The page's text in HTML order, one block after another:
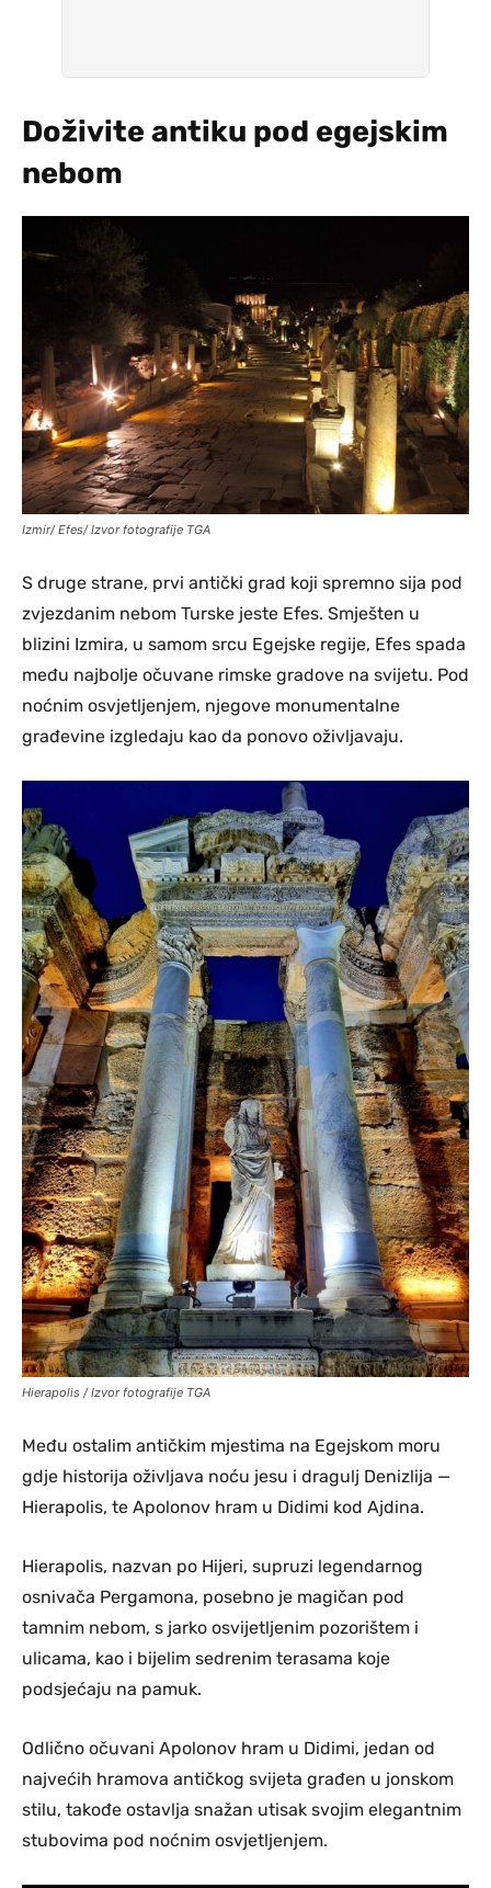
Doživite antiku pod egejskim
nebom
Izmir/ Efes/ Izvor fotografije TGA
S druge strane, prvi antički grad koji spremno sija pod
zvjezdanim nebom Turske jeste Efes. Smješten u
blizini Izmira, u samom srcu Egejske regije, Efes spada
među najbolje očuvane rimske gradove na svijetu. Pod
noćnim osvjetljenjem, njegove monumentalne
građevine izgledaju kao da ponovo oživljavaju.
Hierapolis / Izvor fotografije TGA
Među ostalim antičkim mjestima na Egejskom moru
gdje historija oživljava noću jesu i dragulj Denizlija —
Hierapolis, te Apolonov hram u Didimi kod Ajdina.
Hierapolis, nazvan po Hijeri, supruzi legendarnog
osnivača Pergamona, posebno je magičan pod
tamnim nebom, s jarko osvijetljenim pozorištem i
ulicama, kao i bijelim sedrenim terasama koje
podsjećaju na pamuk.
Odlično očuvani Apolonov hram u Didimi, jedan od
najvećih hramova antičkog svijeta građen u jonskom
stilu, takođe ostavlja snažan utisak svojim elegantnim
stubovima pod noćnim osvjetljenjem.